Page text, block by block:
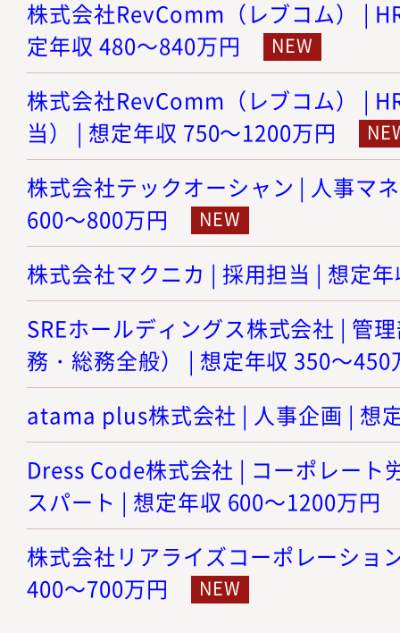
株式会社RevComm（レブコム） |
定年収 480～840万円
株式会社RevComm（レブコム） |
当） | 想定年収 750～1200万円
株式会社テックオーシャン | 人事マ
600～800万円
株式会社マクニカ | 採用担当 | 想定
SREホールディングス株式会社 | 管
務・総務全般） | 想定年収 350～450
atama plus株式会社 | 人事企画 | 想
Dress Code株式会社 | コーポレート
スパート | 想定年収 600～1200万円
株式会社リアライズコーポレーショ
400～700万円